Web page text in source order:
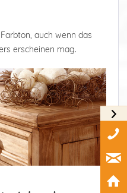
auch wenn das
erscheinen mag.